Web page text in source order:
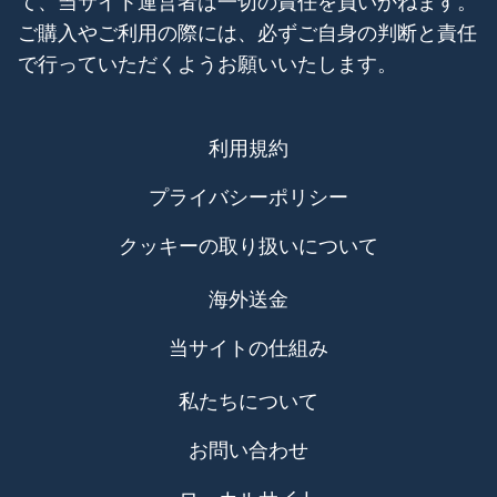
ご購入やご利用の際には、必ずご自身の判断と責任
で行っていただくようお願いいたします。
利用規約
プライバシーポリシー
クッキーの取り扱いについて
海外送金
当サイトの仕組み
私たちについて
お問い合わせ